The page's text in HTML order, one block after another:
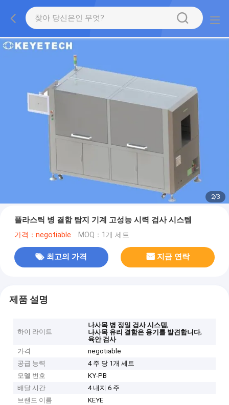
2/3
플라스틱 병 결함 탐지 기계 고성능 시력 검사 시스템
가격：negotiable MOQ：1개 세트
최고의 가격 지금 연락
제품 설명
하이 라이트
나사목 병 정밀 검사 시스템,
나사목 유리 결함은 용기를 발견합니다,
육안 검사
가격
negotiable
공급 능력
4 주 당 1개 세트
모델 번호
KY-PB
배달 시간
4 내지 6 주
브랜드 이름
KEYE